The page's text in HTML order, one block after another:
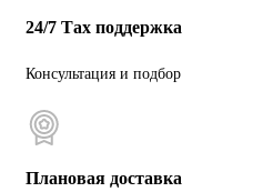
24/7 Тах поддержка
Консультация и подбор
Плановая доставка